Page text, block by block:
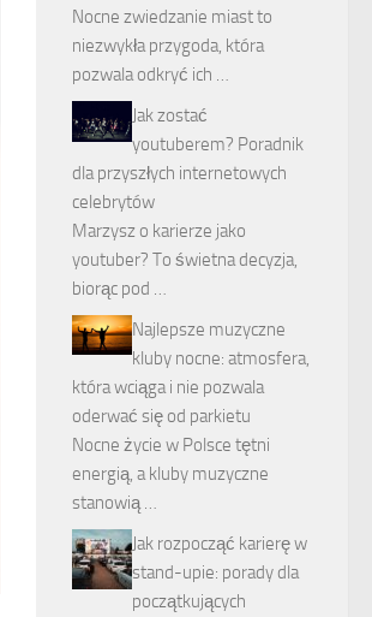
Nocne zwiedzanie miast to
niezwykła przygoda, która
pozwala odkryć ich …
Jak zostać
youtuberem? Poradnik
dla przyszłych internetowych
celebrytów
Marzysz o karierze jako
youtuber? To świetna decyzja,
biorąc pod …
Najlepsze muzyczne
kluby nocne: atmosfera,
która wciąga i nie pozwala
oderwać się od parkietu
Nocne życie w Polsce tętni
energią, a kluby muzyczne
stanowią …
Jak rozpocząć karierę w
stand-upie: porady dla
początkujących